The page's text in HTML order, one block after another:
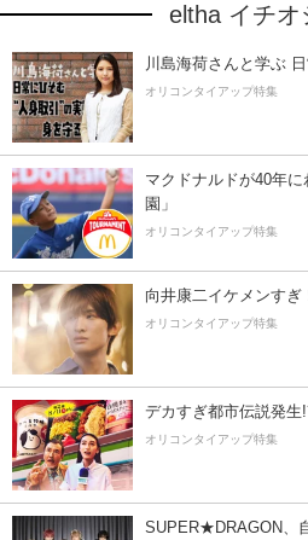
eltha イチオ
川島海荷さんと学ぶ
オリコンタイアップ特集
マクドナルドが40年
園」
オリコンタイアップ特集
向井康二イケメンすぎ
オリコンタイアップ特集
デカすぎ都市伝説発
オリコンタイアップ特集
SUPER★DRAGON、